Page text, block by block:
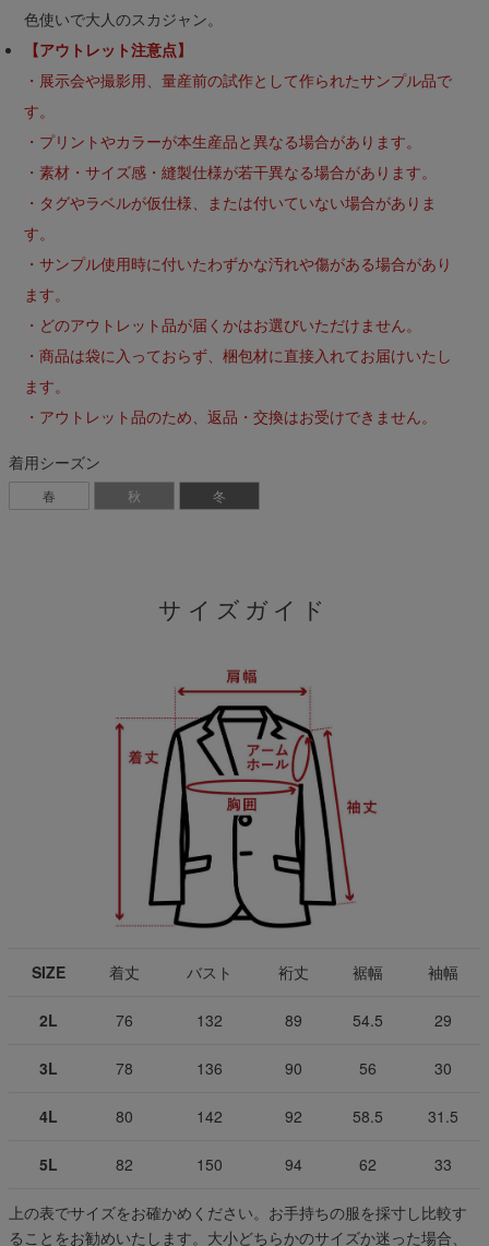
色使いで大人のスカジャン。
【アウトレット注意点】
・展示会や撮影用、量産前の試作として作られたサンプル品で
す。
・プリントやカラーが本生産品と異なる場合があります。
・素材・サイズ感・縫製仕様が若干異なる場合があります。
・タグやラベルが仮仕様、または付いていない場合がありま
す。
・サンプル使用時に付いたわずかな汚れや傷がある場合があり
ます。
・どのアウトレット品が届くかはお選びいただけません。
・商品は袋に入っておらず、梱包材に直接入れてお届けいたし
ます。
・アウトレット品のため、返品・交換はお受けできません。
着用シーズン
春 秋 冬
サイズガイド
SIZE 着丈 バスト 裄丈 裾幅 袖幅
2L 76 132 89 54.5 29
3L 78 136 90 56 30
4L 80 142 92 58.5 31.5
5L 82 150 94 62 33
上の表でサイズをお確かめください。お手持ちの服を採寸し比較す
ることをお勧めいたします。大小どちらかのサイズか迷った場合、